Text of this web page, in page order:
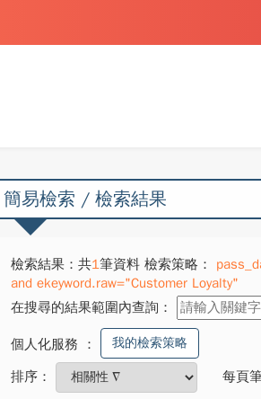
簡易檢索 / 檢索結果
檢索結果：共1筆資料 檢索策略：
and ekeyword.raw="Customer Loyalty"
在搜尋的結果範圍內查詢：
個人化服務 ： 我的檢索策略
排序： 每頁